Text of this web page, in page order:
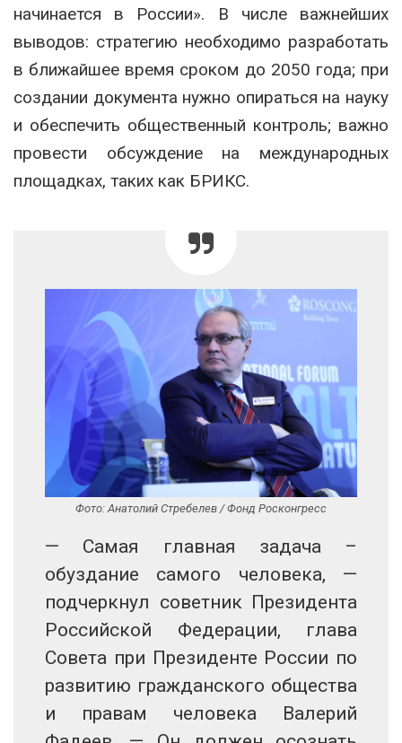
начинается в России». В числе важнейших
выводов: стратегию необходимо разработать
в ближайшее время сроком до 2050 года; при
создании документа нужно опираться на науку
и обеспечить общественный контроль; важно
провести обсуждение на международных
площадках, таких как БРИКС.
Фото: Анатолий Стребелев / Фонд Росконгресс
— Самая главная задача –
обуздание самого человека, —
подчеркнул советник Президента
Российской Федерации, глава
Совета при Президенте России по
развитию гражданского общества
и правам человека Валерий